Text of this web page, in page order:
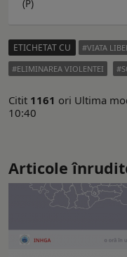
(P)
ETICHETAT CU VIATA
ELIMINAREA VIOLENTEI
Citit 1161 ori Ultima
10:40
Articole